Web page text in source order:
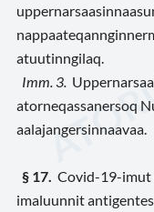
atuutinngilaq.
Imm. 3.
atorneqassanersoq
aalajangersinnaavaa.
§ 17. Covid-19-imut
imaluunnit